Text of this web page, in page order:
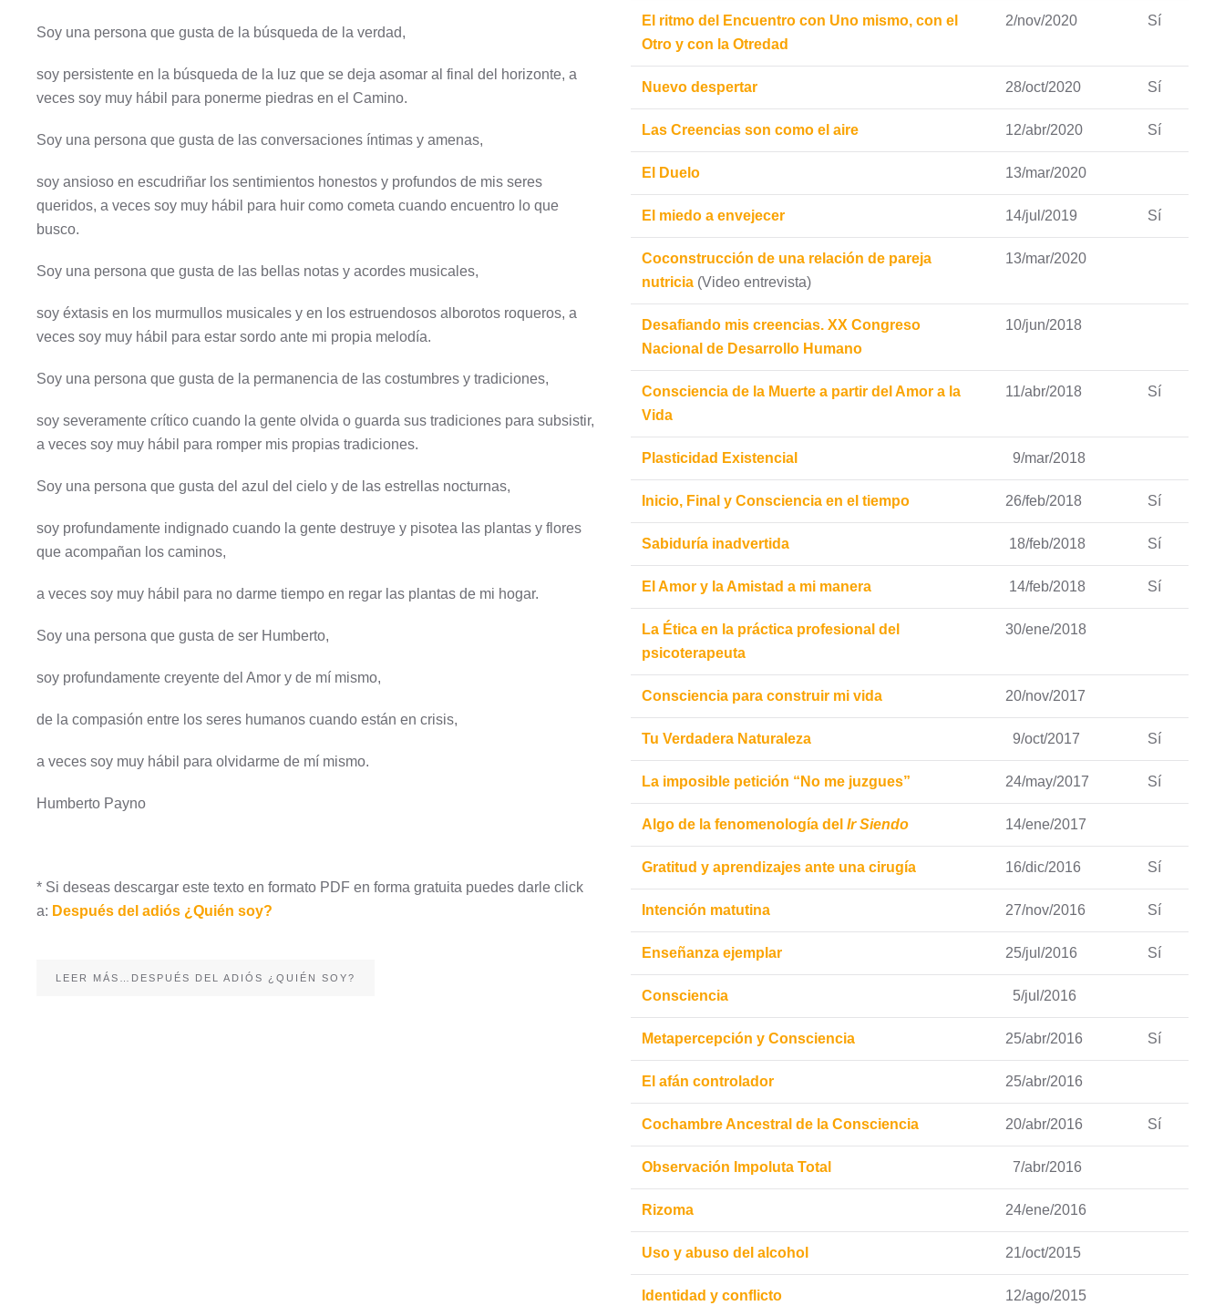
Soy una persona que gusta de la búsqueda de la verdad,
soy persistente en la búsqueda de la luz que se deja asomar al final del horizonte, a
veces soy muy hábil para ponerme piedras en el Camino.
Soy una persona que gusta de las conversaciones íntimas y amenas,
soy ansioso en escudriñar los sentimientos honestos y profundos de mis seres
queridos, a veces soy muy hábil para huir como cometa cuando encuentro lo que
busco.
Soy una persona que gusta de las bellas notas y acordes musicales,
soy éxtasis en los murmullos musicales y en los estruendosos alborotos roqueros, a
veces soy muy hábil para estar sordo ante mi propia melodía.
Soy una persona que gusta de la permanencia de las costumbres y tradiciones,
soy severamente crítico cuando la gente olvida o guarda sus tradiciones para subsistir,
a veces soy muy hábil para romper mis propias tradiciones.
Soy una persona que gusta del azul del cielo y de las estrellas nocturnas,
soy profundamente indignado cuando la gente destruye y pisotea las plantas y flores
que acompañan los caminos,
a veces soy muy hábil para no darme tiempo en regar las plantas de mi hogar.
Soy una persona que gusta de ser Humberto,
soy profundamente creyente del Amor y de mí mismo,
de la compasión entre los seres humanos cuando están en crisis,
a veces soy muy hábil para olvidarme de mí mismo.
Humberto Payno
* Si deseas descargar este texto en formato PDF en forma gratuita puedes darle click
a: Después del adiós ¿Quién soy?
LEER MÁS…DESPUÉS DEL ADIÓS ¿QUIÉN SOY?
El ritmo del Encuentro con Uno mismo, con el
Otro y con la Otredad
2/nov/2020 Sí
Nuevo despertar 28/oct/2020 Sí
Las Creencias son como el aire 12/abr/2020 Sí
El Duelo 13/mar/2020
El miedo a envejecer 14/jul/2019 Sí
Coconstrucción de una relación de pareja
nutricia (Video entrevista)
13/mar/2020
Desafiando mis creencias. XX Congreso
Nacional de Desarrollo Humano
10/jun/2018
Consciencia de la Muerte a partir del Amor a la
Vida
11/abr/2018 Sí
Plasticidad Existencial 9/mar/2018
Inicio, Final y Consciencia en el tiempo 26/feb/2018 Sí
Sabiduría inadvertida 18/feb/2018 Sí
El Amor y la Amistad a mi manera 14/feb/2018 Sí
La Ética en la práctica profesional del
psicoterapeuta
30/ene/2018
Consciencia para construir mi vida 20/nov/2017
Tu Verdadera Naturaleza 9/oct/2017 Sí
La imposible petición “No me juzgues” 24/may/2017 Sí
Algo de la fenomenología del Ir Siendo 14/ene/2017
Gratitud y aprendizajes ante una cirugía 16/dic/2016 Sí
Intención matutina 27/nov/2016 Sí
Enseñanza ejemplar 25/jul/2016 Sí
Consciencia 5/jul/2016
Metapercepción y Consciencia 25/abr/2016 Sí
El afán controlador 25/abr/2016
Cochambre Ancestral de la Consciencia 20/abr/2016 Sí
Observación Impoluta Total 7/abr/2016
Rizoma 24/ene/2016
Uso y abuso del alcohol 21/oct/2015
Identidad y conflicto 12/ago/2015